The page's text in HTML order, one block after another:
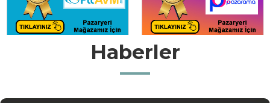
Haberler